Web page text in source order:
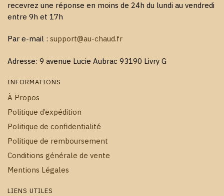
recevrez une réponse en moins de 24h du lundi au vendredi
entre 9h et 17h
Par e-mail : support@au-chaud.fr
Adresse: 9 avenue Lucie Aubrac 93190 Livry G
INFORMATIONS
À Propos
Politique d’expédition
Politique de confidentialité
Politique de remboursement
Conditions générale de vente
Mentions Légales
LIENS UTILES